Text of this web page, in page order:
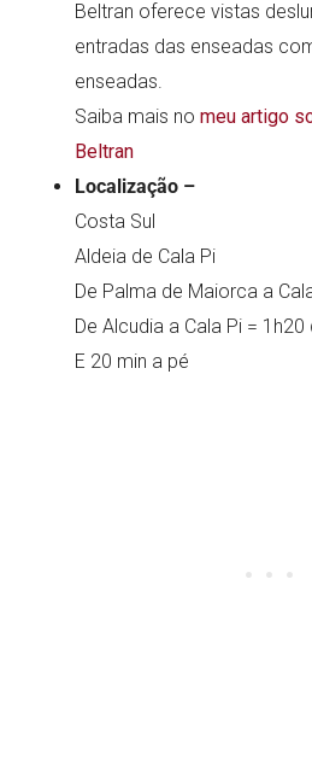
Beltran oferece vistas
entradas das enseadas
enseadas.
Saiba mais nomeu artigo
Beltran
Localização –
Costa Sul
Aldeia de Cala Pi
De Palma de Maiorca a
De Alcudia a Cala Pi =
E 20 min a pé